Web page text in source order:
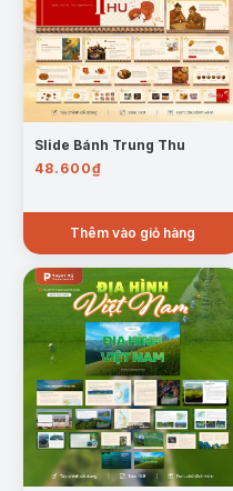
Slide Bánh Trung Thu
48.600₫
Thêm vào giỏ hàng